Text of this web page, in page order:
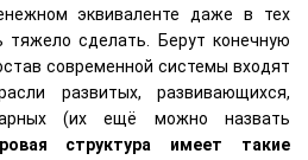
эквиваленте даже в тех
тяжело сделать. Берут конечную
современной системы входят
развитых, развивающихся,
(их ещё можно назвать
структура имеет такие